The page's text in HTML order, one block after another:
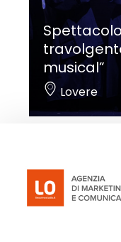
musical”
Lovere